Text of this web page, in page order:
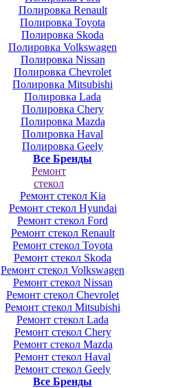
Полировка Renault
Полировка Toyota
Полировка Skoda
Полировка Volkswagen
Полировка Nissan
Полировка Chevrolet
Полировка Mitsubishi
Полировка Lada
Полировка Chery
Полировка Mazda
Полировка Haval
Полировка Geely
Все Бренды
Ремонт
стекол
Ремонт стекол Kia
Ремонт стекол Hyundai
Ремонт стекол Ford
Ремонт стекол Renault
Ремонт стекол Toyota
Ремонт стекол Skoda
Ремонт стекол Volkswagen
Ремонт стекол Nissan
Ремонт стекол Chevrolet
Ремонт стекол Mitsubishi
Ремонт стекол Lada
Ремонт стекол Chery
Ремонт стекол Mazda
Ремонт стекол Haval
Ремонт стекол Geely
Все Бренды